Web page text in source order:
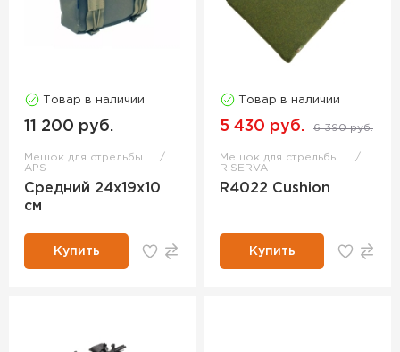
Товар в наличии
11 200 руб.
Мешок для стрельбы
APS
Средний 24х19х10
см
Купить
Товар в наличии
5 430 руб. 6 390 руб.
Мешок для стрельбы
RISERVA
R4022 Cushion
Купить